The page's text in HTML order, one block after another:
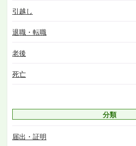
引越し
退職・転職
老後
死亡
分類
届出・証明